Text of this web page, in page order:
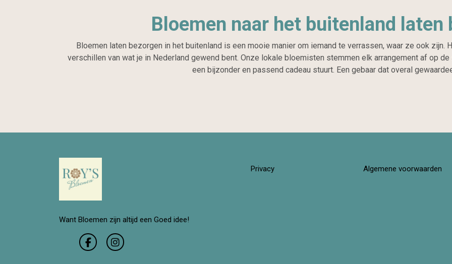
Bloemen naar het buitenland laten
Bloemen laten bezorgen in het buitenland is een mooie manier om iemand te verrassen, waar ze ook zijn.
verschillen van wat je in Nederland gewend bent. Onze lokale bloemisten stemmen elk arrangement af op
een bijzonder en passend cadeau stuurt. Een gebaar dat overal
Want Bloemen zijn altijd een Goed idee!
Privacy Algemene voorwaarden